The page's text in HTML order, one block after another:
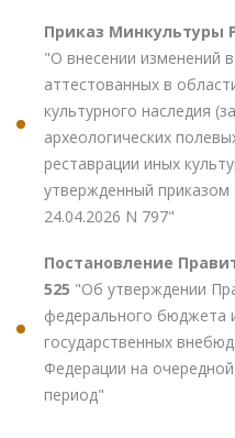
Приказ Минкультуры
"О внесении изменений
аттестованных в
культурного наследия
археологических
реставрации иных
утвержденный
24.04.2026 N 797"
Постановление
525 "Об утверждении
федерального бюджета
государственных
Федерации на
период"